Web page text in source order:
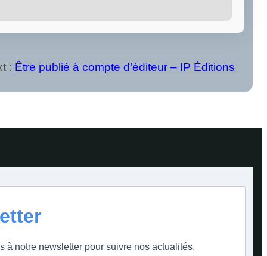
: Être publié à compte d’éditeur – IP Éditions
à notre newsletter pour suivre nos actualités.